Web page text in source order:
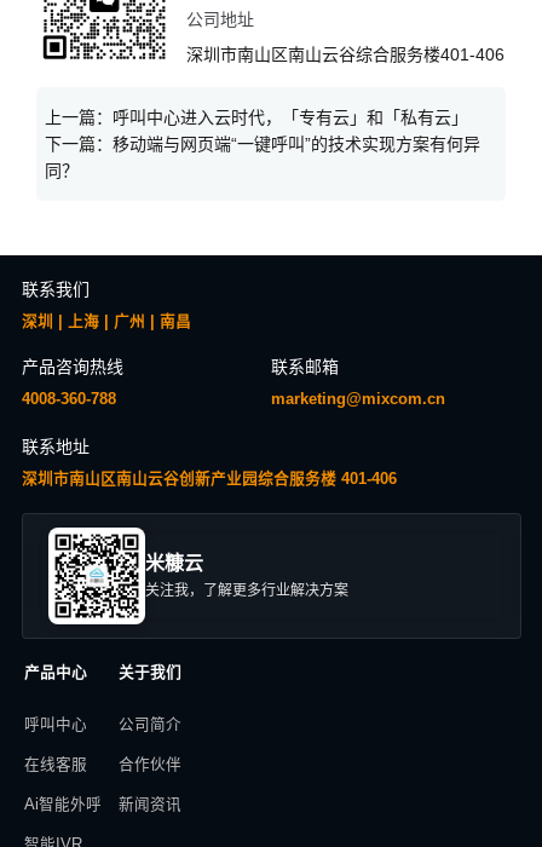
公司地址
深圳市南山区南山云谷综合服务楼401-406
上一篇： 呼叫中心进入云时代，「专有云」和「私有云」
下一篇： 移动端与网页端“一键呼叫”的技术实现方案有何异
同？
联系我们
深圳 | 上海 | 广州 | 南昌
产品咨询热线
4008-360-788
联系邮箱
marketing@mixcom.cn
联系地址
深圳市南山区南山云谷创新产业园综合服务楼 401-406
米糠云
关注我，了解更多行业解决方案
产品中心
呼叫中心
在线客服
Ai智能外呼
关于我们
公司简介
合作伙伴
新闻资讯